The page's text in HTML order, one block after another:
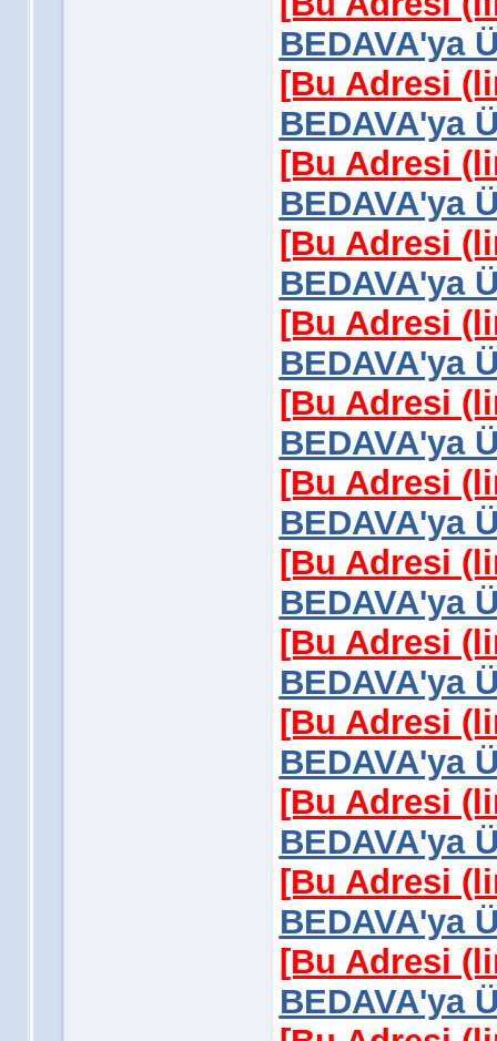
BEDAVA'ya
[Bu Adresi
BEDAVA'ya
[Bu Adresi
BEDAVA'ya
[Bu Adresi
BEDAVA'ya
[Bu Adresi
BEDAVA'ya
[Bu Adresi
BEDAVA'ya
[Bu Adresi
BEDAVA'ya
[Bu Adresi
BEDAVA'ya
[Bu Adresi
BEDAVA'ya
[Bu Adresi
BEDAVA'ya
[Bu Adresi
BEDAVA'ya
[Bu Adresi
BEDAVA'ya
[Bu Adresi
BEDAVA'ya